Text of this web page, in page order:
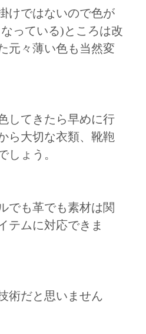
けではないので色が
っている)ところは改
元々薄い色も当然変
してきたら早めに行
ら大切な衣類、靴鞄
しょう。
でも革でも素材は関
テムに対応できま
術だと思いません